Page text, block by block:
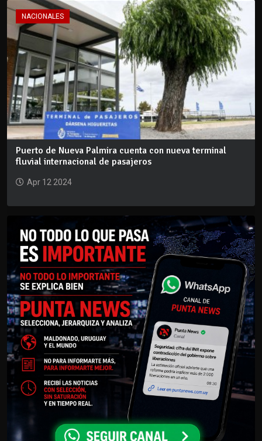
NACIONALES
Puerto de Nueva Palmira cuenta con nueva terminal
fluvial internacional de pasajeros
Apr 12 2024